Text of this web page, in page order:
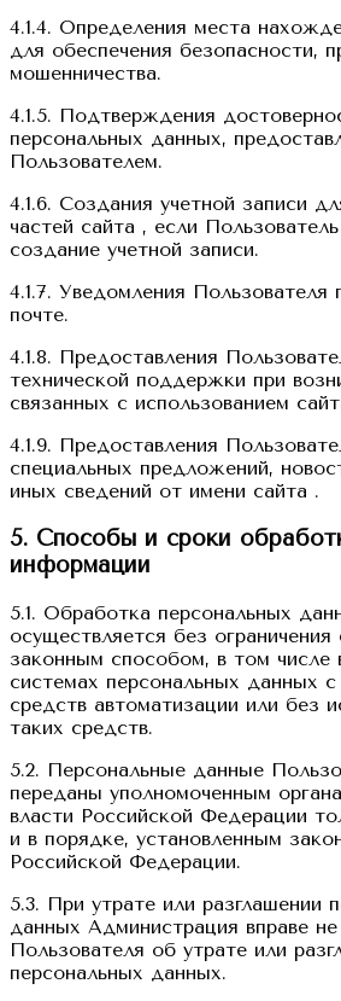
4.1.4. Определения места
для обеспечения безопасности,
мошенничества.
4.1.5. Подтверждения
персональных данных,
Пользователем.
4.1.6. Создания учетной записи
частей сайта , если
создание учетной записи.
4.1.7. Уведомления Пользователя
почте.
4.1.8. Предоставления
технической поддержки при
связанных с использованием
4.1.9. Предоставления
специальных предложений,
иных сведений от имени сайта .
5. Способы и сроки
информации
5.1. Обработка персональных
осуществляется без
законным способом, в том
системах персональных данных с
средств автоматизации или без
таких средств.
5.2. Персональные данные
переданы уполномоченным
власти Российской Федерации
и в порядке, установленным
Российской Федерации.
5.3. При утрате или разглашении
данных Администрация вправе
Пользователя об утрате или
персональных данных.